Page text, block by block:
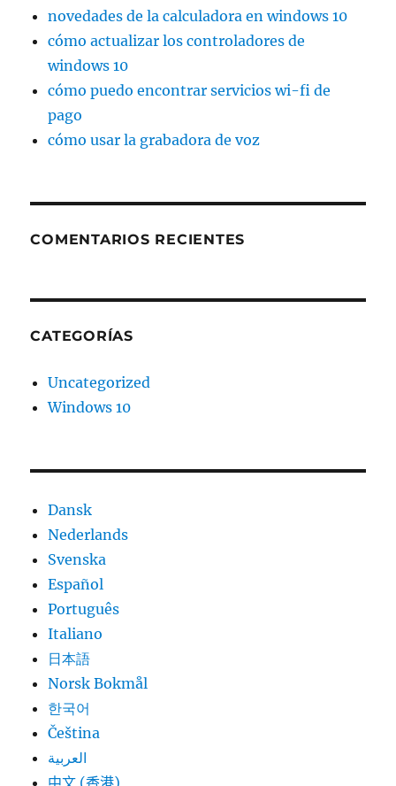
novedades de la calculadora en windows 10
cómo actualizar los controladores de
windows 10
cómo puedo encontrar servicios wi-fi de
pago
cómo usar la grabadora de voz
COMENTARIOS RECIENTES
CATEGORÍAS
Uncategorized
Windows 10
Dansk
Nederlands
Svenska
Español
Português
Italiano
日本語
Norsk Bokmål
한국어
Čeština
العربية
中文 (香港)